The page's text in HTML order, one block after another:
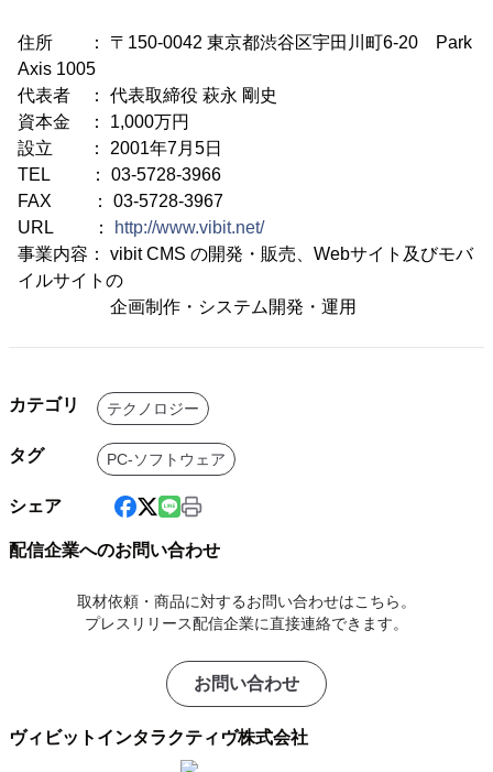
住所 ： 〒150-0042 東京都渋谷区宇田川町6-20 Park
Axis 1005
代表者 ： 代表取締役 萩永 剛史
資本金 ： 1,000万円
設立 ： 2001年7月5日
TEL ： 03-5728-3966
FAX ： 03-5728-3967
URL ：
http://www.vibit.net/
事業内容： vibit CMS の開発・販売、Webサイト及びモバ
イルサイトの
企画制作・システム開発・運用
カテゴリ テクノロジー
タグ PC-ソフトウェア
シェア
配信企業へのお問い合わせ
取材依頼・商品に対するお問い合わせはこちら。
プレスリリース配信企業に直接連絡できます。
お問い合わせ
ヴィビットインタラクティヴ株式会社